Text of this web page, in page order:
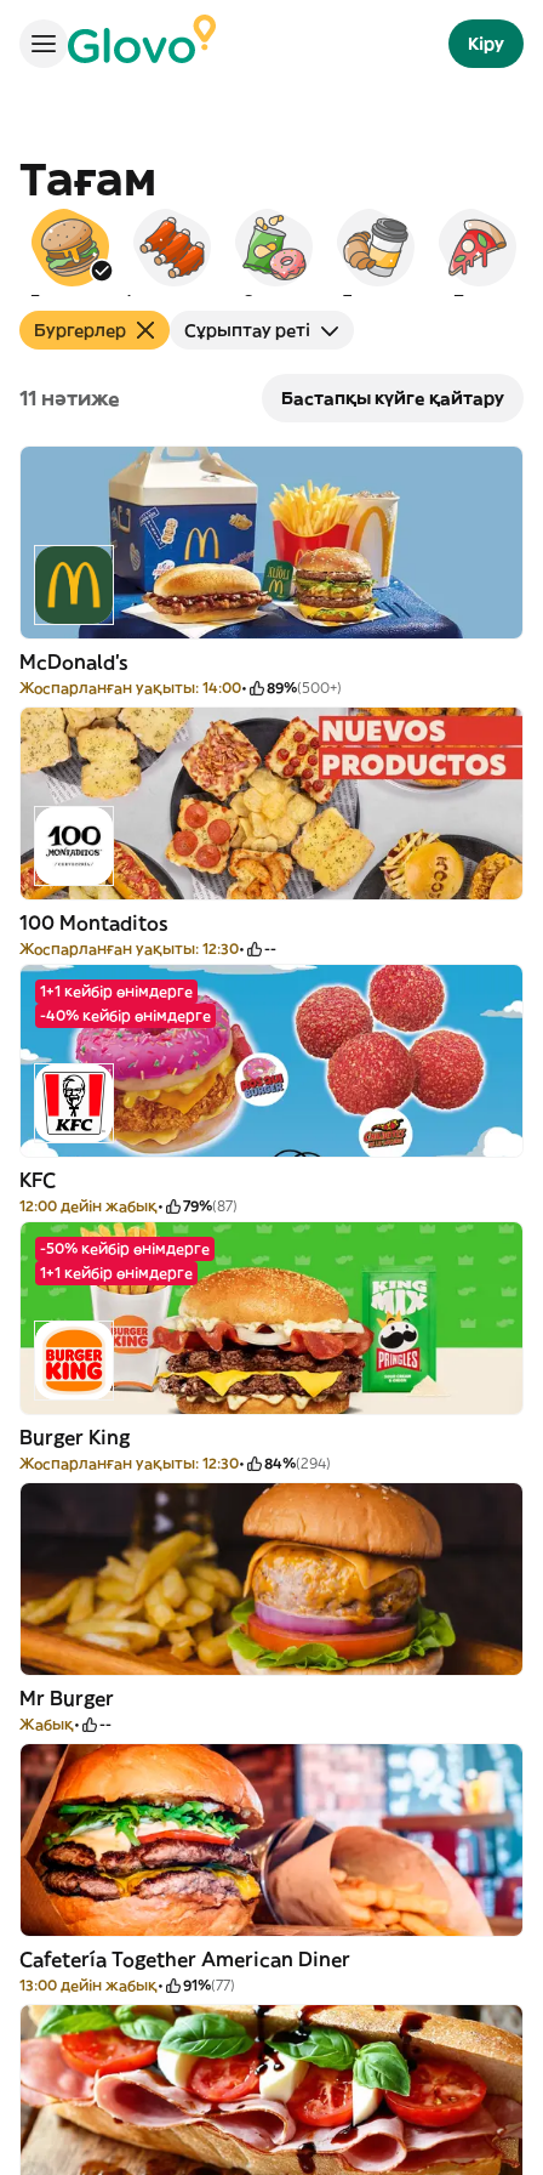
Кіру
Тағам
Бургерлер Америкалық Снэктер Таңғы ас Пицца
Бургерлер Сұрыптау реті
11 нәтиже Бастапқы күйге қайтару
McDonald's
Жоспарланған уақыты: 14:00 89%(500+)
100 Montaditos
Жоспарланған уақыты: 12:30 --
1+1 кейбір өнімдерге
-40% кейбір өнімдерге
KFC
12:00 дейін жабық 79%(87)
-50% кейбір өнімдерге
1+1 кейбір өнімдерге
Burger King
Жоспарланған уақыты: 12:30 84%(294)
Mr Burger
Жабық --
Cafetería Together American Diner
13:00 дейін жабық 91%(77)